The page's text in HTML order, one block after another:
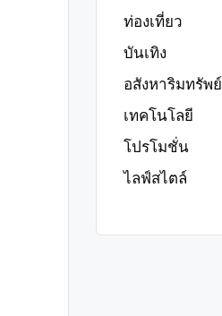
ท่องเที่ยว
บันเทิง
อสังหาริมทรัพย์
เทคโนโลยี
โปรโมชั่น
ไลฟ์สไตล์